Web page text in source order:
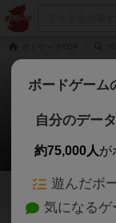
3
ボードゲーム
自分のデー
約75,000人が
遊んだボ
気になるゲ